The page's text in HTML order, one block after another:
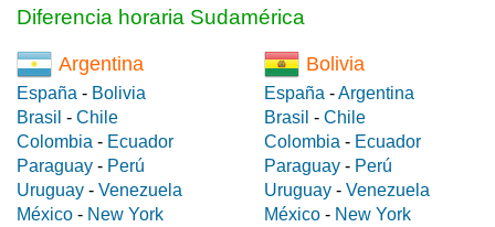
Diferencia horaria Sudamérica
Argentina
España - Bolivia
Brasil - Chile
Colombia - Ecuador
Paraguay - Perú
Uruguay - Venezuela
México - New York
Bolivia
España -Argentina
Brasil - Chile
Colombia - Ecuador
Paraguay - Perú
Uruguay - Venezuela
México - New York